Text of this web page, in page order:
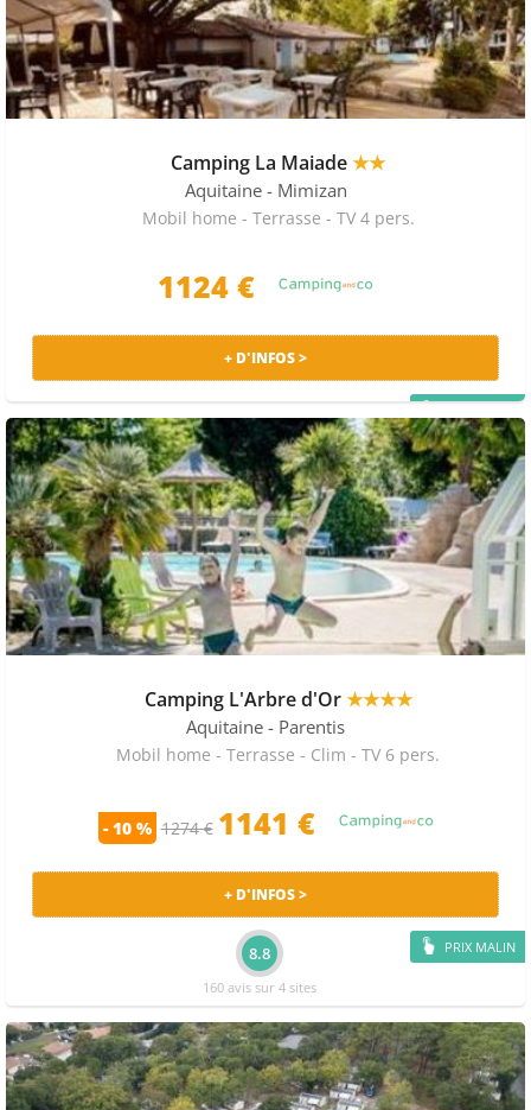
Camping La Maiade★★
Aquitaine - Mimizan
Mobil home - Terrasse - TV 4 pers.
1124 €
+ D'INFOS >
Camping L'Arbre d'Or★★★★
Aquitaine - Parentis
Mobil home - Terrasse - Clim - TV 6 pers.
- 10 % 1274 € 1141 €
PRIX MALIN
+ D'INFOS >
8.8
160 avis sur 4 sites